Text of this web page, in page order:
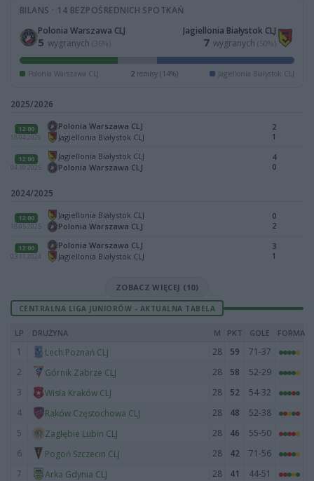
BILANS · 14 BEZPOŚREDNICH SPOTKAŃ
Polonia Warszawa CLJ
5 wygranych (36%)
Jagiellonia Białystok CLJ
7 wygranych (50%)
Polonia Warszawa CLJ 2 remisy (14%) Jagiellonia Białystok CLJ
2025/2026
12:00
18.04.2026
Polonia Warszawa CLJ
Jagiellonia Białystok CLJ
2
1
12:00
04.10.2025
Jagiellonia Białystok CLJ
Polonia Warszawa CLJ
4
0
2024/2025
12:00
18.05.2025
Jagiellonia Białystok CLJ
Polonia Warszawa CLJ
0
2
12:00
03.11.2024
Polonia Warszawa CLJ
Jagiellonia Białystok CLJ
3
1
ZOBACZ WIĘCEJ (10)
CENTRALNA LIGA JUNIORÓW - AKTUALNA TABELA
LP DRUŻYNA M PKT GOLE FORMA
1 Lech Poznań CLJ 28 59
71-37
2
Górnik Zabrze CLJ 28 58
52-29
3
Wisła Kraków CLJ 28 52
54-32
4
Raków Częstochowa CLJ 28 48
52-38
5
Zagłębie Lubin CLJ 28 46
55-50
6
Pogoń Szczecin CLJ 28 42
71-56
7
Arka Gdynia CLJ 28 41
44-51